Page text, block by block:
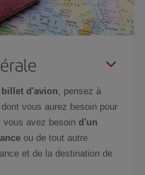
billet d'avion, pensez à
vous aurez besoin pour
vous avez besoin d'un
ou de tout autre
et de la destination de